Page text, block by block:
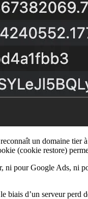
un domaine
(cookie restore)
ni pour Google Ads,
d’un serveur perd